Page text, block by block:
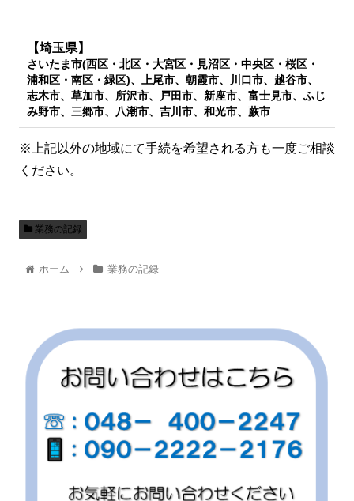
【埼玉県】
さいたま市(西区・北区・大宮区・見沼区・中央区・桜区・
浦和区・南区・緑区)、上尾市、朝霞市、川口市、越谷市、
志木市、草加市、所沢市、戸田市、新座市、富士見市、ふじ
み野市、三郷市、八潮市、吉川市、和光市、蕨市
※上記以外の地域にて手続を希望される方も一度ご相談
ください。
業務の記録
ホーム 業務の記録